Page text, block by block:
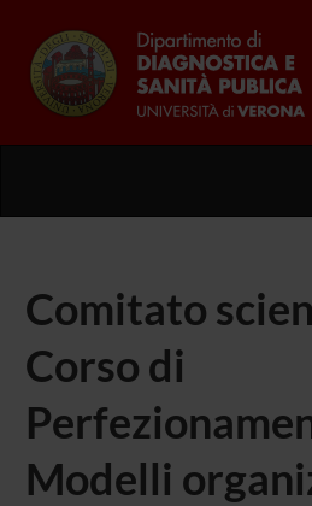
Comitato
Corso di
Modelli